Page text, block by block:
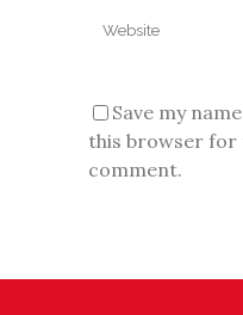
Save my
this browser for
comment.